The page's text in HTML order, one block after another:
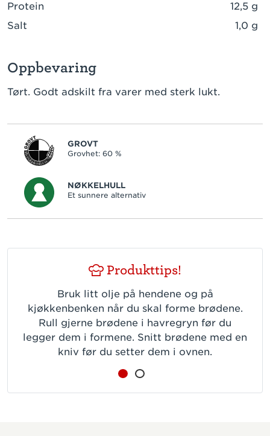
Protein
12,5 g
Salt
1,0 g
Oppbevaring
Tørt. Godt adskilt fra varer med sterk lukt.
GROVT
Grovhet: 60 %
NØKKELHULL
Et sunnere alternativ
Produkttips!
Bruk litt olje på hendene og på
kjøkkenbenken når du skal forme brødene.
Rull gjerne brødene i havregryn før du
legger dem i formene. Snitt brødene med en
kniv før du setter dem i ovnen.